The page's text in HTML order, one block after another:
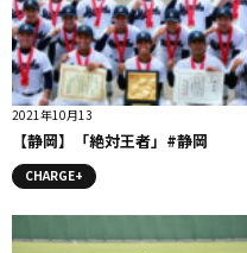
2021年10月13
【静岡】「絶対王者」#静岡
CHARGE+